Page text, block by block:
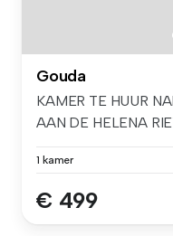
Gouda
KAMER TE HUUR
AAN DE HELENA
1 kamer
€ 499